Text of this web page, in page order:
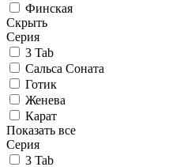
Финская
Скрыть
Серия
3 Tab
Сальса Соната
Готик
Женева
Карат
Показать все
Серия
3 Tab